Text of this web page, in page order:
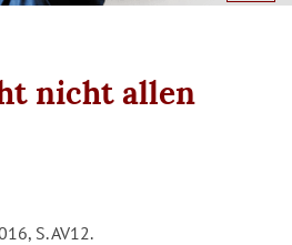
nicht allen
S. AV12.